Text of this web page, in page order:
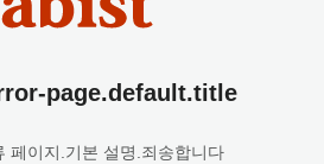
page.default.title
페이지.기본 설명.죄송합니다